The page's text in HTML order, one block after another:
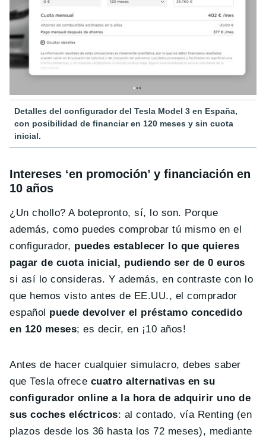
Detalles del configurador del Tesla Model 3 en España,
con posibilidad de financiar en 120 meses y sin cuota
inicial.
Intereses ‘en promoción’ y financiación en
10 años
¿Un chollo? A botepronto, sí, lo son. Porque
además, como puedes comprobar tú mismo en el
configurador, puedes establecer lo que quieres
pagar de cuota inicial, pudiendo ser de 0 euros
si así lo consideras. Y además, en contraste con lo
que hemos visto antes de EE.UU., el comprador
español puede devolver el préstamo concedido
en 120 meses; es decir, en ¡10 años!
Antes de hacer cualquier simulacro, debes saber
que Tesla ofrece cuatro alternativas en su
configurador online a la hora de adquirir uno de
sus coches eléctricos: al contado, vía Renting (en
plazos desde los 36 hasta los 72 meses), mediante